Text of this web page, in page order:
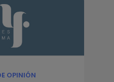
OPINIÓN